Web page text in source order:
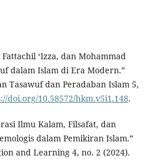
‘Izza, dan Mohammad
dalam Islam di Era Modern.”
Tasawuf dan Peradaban Islam 5,
doi.org/10.58572/hkm.v5i1.148.
Ilmu Kalam, Filsafat, dan
dalam Pemikiran Islam.”
and Learning 4, no. 2 (2024).